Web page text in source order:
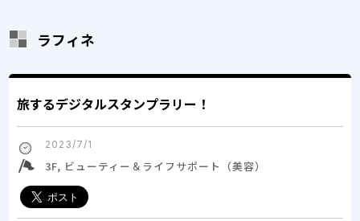
ラフィネ
旅するデジタルスタンプラリー！
2023/7/1
3F, ビューティー＆ライフサポート（美容）